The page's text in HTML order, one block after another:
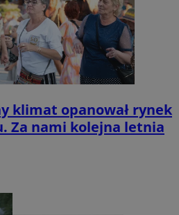
klimat opanował rynek
Za nami kolejna letnia